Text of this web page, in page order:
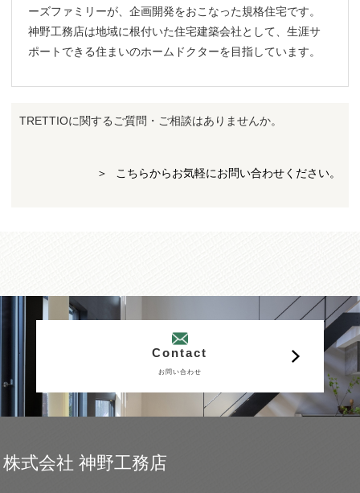
ーズファミリーが、企画開発をおこなった規格住宅です。
神野工務店は地域に根付いた住宅建築会社として、生涯サ
ポートできる住まいのホームドクターを目指しています。
TRETTIOに関するご質問・ご相談はありませんか。
こちらからお気軽にお問い合わせください。
Contact
お問い合わせ
株式会社 神野工務店